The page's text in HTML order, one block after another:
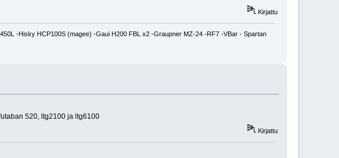
Kirjattu
-Hisky HCP100S (magee) -Gaui H200 FBL x2 -Graupner MZ-24 -RF7 -VBar - Spartan
520, ltg2100 ja ltg6100
Kirjattu